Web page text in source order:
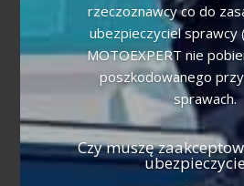
rzeczoznawcy co do
ubezpieczyciel sprawcy
MOTOEXPERT nie
poszkodowanego
sprawach.
Czy muszę